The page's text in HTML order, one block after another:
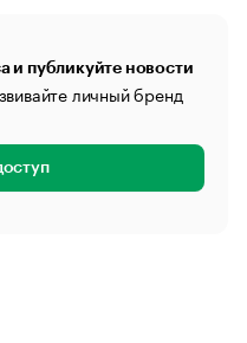
и публикуйте новости
личный бренд